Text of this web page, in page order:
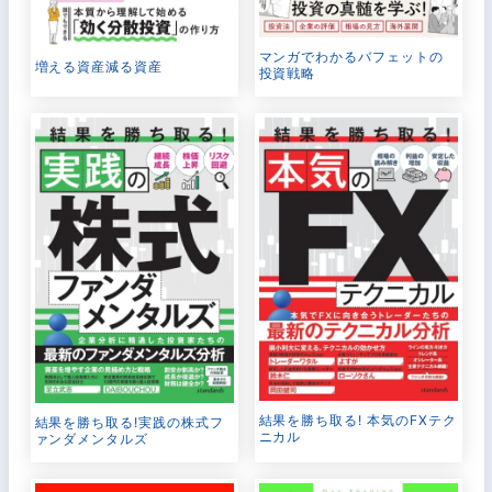
増える資産減る資産
マンガでわかるバフェットの
投資戦略
結果を勝ち取る!実践の株式フ
ァンダメンタルズ
結果を勝ち取る! 本気のFXテク
ニカル